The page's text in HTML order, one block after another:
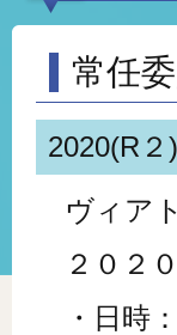
常任
2020(R
ヴ
２０２
・日時